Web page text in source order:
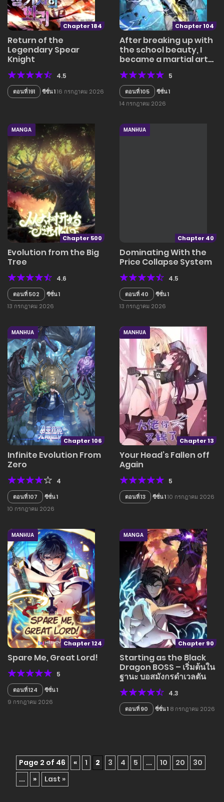
Chapter 184
Return of the
Legendary Spear
Knight
4.5
ตอนที่ 191 ซีซั่น 116 กรกฎาคม 2026
Chapter 104
After breaking up with
the school beauty, I
became a martial arts
master
5
ตอนที่ 105
ซีซั่น 1
14 กรกฎาคม 2026
Chapter 500
MANGA
Evolution from the Big
Tree
4.6
ตอนที่ 502
ซีซั่น 1
13 กรกฎาคม 2026
Chapter 40
MANHUA
Dominating With the
Price Collapse System
4.5
ตอนที่ 40
ซีซั่น 1
13 กรกฎาคม 2026
Chapter 106
MANHUA
Infinite Evolution From
Zero
4
ตอนที่ 107
ซีซั่น 1
10 กรกฎาคม 2026
Chapter 13
MANHUA
Your Head’s Fallen off
Again
5
ตอนที่ 13 ซีซั่น 110 กรกฎาคม 2026
Chapter 124
MANHUA
Spare Me, Great Lord!
5
ตอนที่ 124
ซีซั่น 1
9 กรกฎาคม 2026
Chapter 90
MANGA
Starting as the Black
Dragon BOSS – เริ่มต้นใน
ฐานะ บอสมังกรดำเวลตัน
4.3
ตอนที่ 90 ซี่ซั่น 1 8 กรกฎาคม 2026
Page 2 of 46 « 1 2 3 4 5 ... 10 20
30
...
» Last »